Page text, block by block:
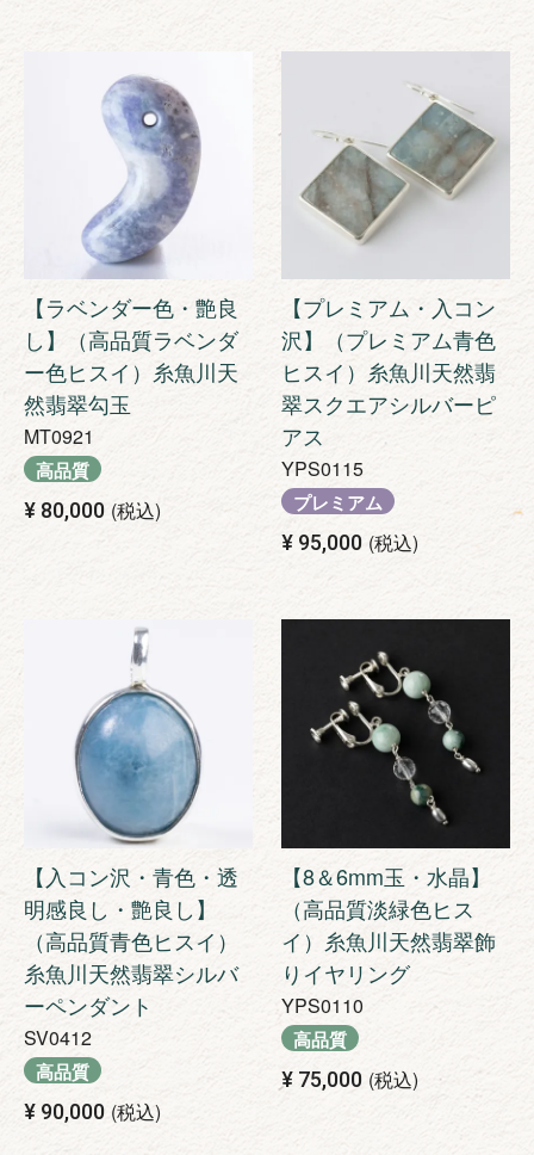
【ラベンダー色・艶良
し】（高品質ラベンダ
ー色ヒスイ）糸魚川天
然翡翠勾玉
MT0921
高品質
¥ 80,000 税込
【プレミアム・入コン
沢】（プレミアム青色
ヒスイ）糸魚川天然翡
翠スクエアシルバーピ
アス
YPS0115
プレミアム
¥ 95,000 税込
【入コン沢・青色・透
明感良し・艶良し】
（高品質青色ヒスイ）
糸魚川天然翡翠シルバ
ーペンダント
SV0412
高品質
¥ 90,000 税込
【8＆6mm玉・水晶】
（高品質淡緑色ヒス
イ）糸魚川天然翡翠飾
りイヤリング
YPS0110
高品質
¥ 75,000 税込